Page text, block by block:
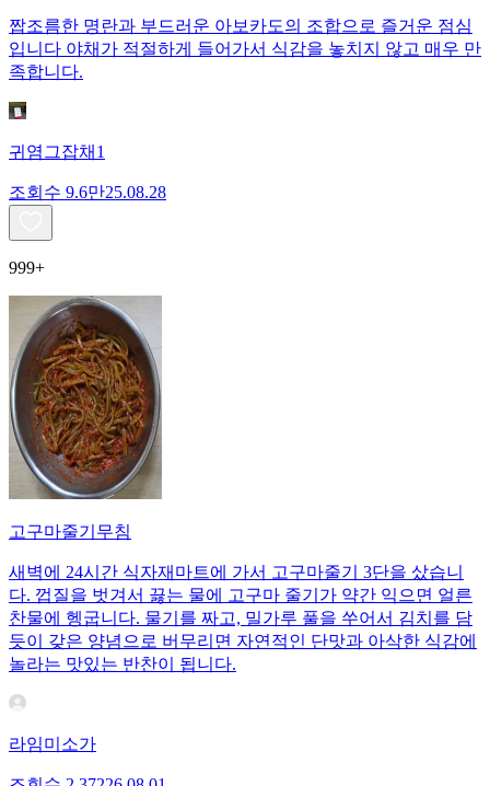
짭조름한 명란과 부드러운 아보카도의 조합으로 즐거운 점심
입니다 야채가 적절하게 들어가서 식감을 놓치지 않고 매우 만
족합니다.
귀염그잡채1
조회수 9.6만25.08.28
999+
고구마줄기무침
새벽에 24시간 식자재마트에 가서 고구마줄기 3단을 샀습니
다. 껍질을 벗겨서 끓는 물에 고구마 줄기가 약간 익으면 얼른
찬물에 헹굽니다. 물기를 짜고, 밀가루 풀을 쑤어서 김치를 담
듯이 갖은 양념으로 버무리면 자연적인 단맛과 아삭한 식감에
놀라는 맛있는 반찬이 됩니다.
라임미소가